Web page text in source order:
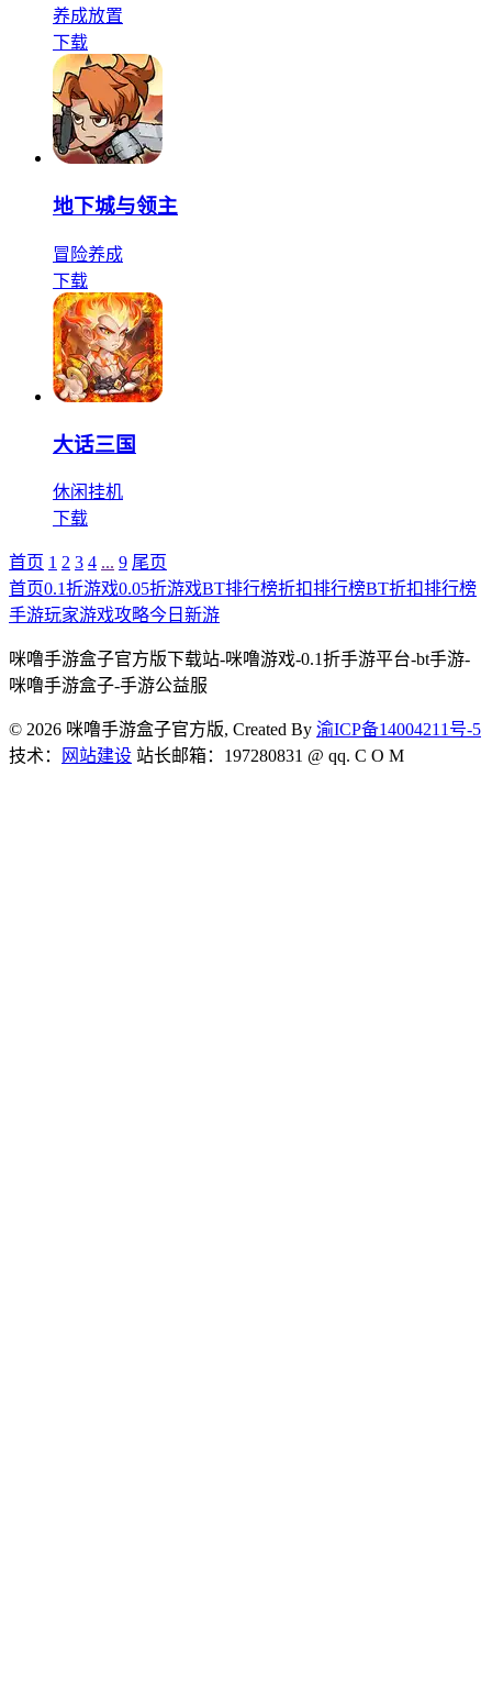
养成放置
下载
地下城与领主
冒险养成
下载
大话三国
休闲挂机
下载
首页 1 2 3 4 ... 9 尾页
首页0.1折游戏0.05折游戏BT排行榜折扣排行榜BT折扣排行榜
手游玩家游戏攻略今日新游
咪噜手游盒子官方版下载站-咪噜游戏-0.1折手游平台-bt手游-
咪噜手游盒子-手游公益服
© 2026 咪噜手游盒子官方版, Created By 渝ICP备14004211号-5
技术：
网站建设 站长邮箱：197280831 @ qq. C O M